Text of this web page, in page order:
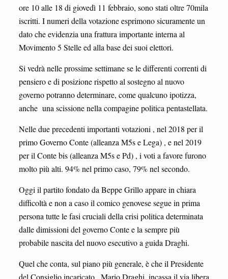
ore 10 alle 18 di giovedì 11 febbraio, sono stati oltre 70mila
iscritti. I numeri della votazione esprimono sicuramente un
dato che evidenzia una frattura importante interna al
Movimento 5 Stelle ed alla base dei suoi elettori.
Si vedrà nelle prossime settimane se le differenti correnti di
pensiero e di posizione rispetto al sostegno al nuovo
governo potranno determinare, come qualcuno ipotizza,
anche una scissione nella compagine politica pentastellata.
Nelle due precedenti importanti votazioni , nel 2018 per il
primo Governo Conte (alleanza M5s e Lega) , e nel 2019
per il Conte bis (alleanza M5s e Pd) , i voti a favore furono
molto più alti. 94% nel primo caso, 79% nel secondo.
Oggi il partito fondato da Beppe Grillo appare in chiara
difficoltà e non a caso il comico genovese segue in prima
persona tutte le fasi cruciali della crisi politica determinata
dalle dimissioni del governo Conte e la sempre più
probabile nascita del nuovo esecutivo a guida Draghi.
Quel che conta, sul piano più generale, è che il Presidente
del Consiglio incaricato , Mario Draghi, incassa il via libera